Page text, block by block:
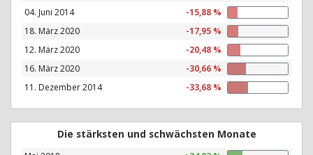
04. Juni 2014
-15,88 %
18. März 2020
-17,95 %
12. März 2020
-20,48 %
16. März 2020
-30,66 %
11. Dezember 2014
-33,68 %
Die stärksten und schwächsten Monate